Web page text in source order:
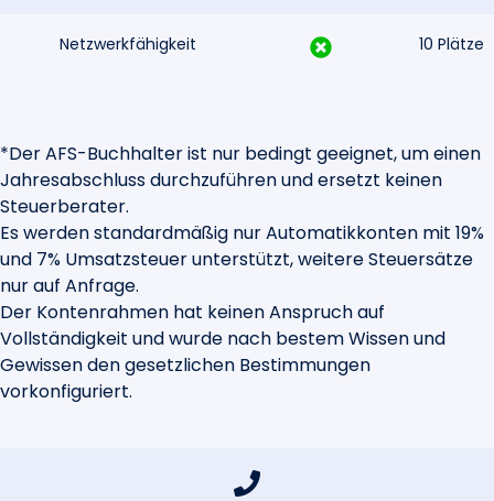
Netzwerkfähigkeit 10 Plätze
*Der AFS-Buchhalter ist nur bedingt geeignet, um einen
Jahresabschluss durchzuführen und ersetzt keinen
Steuerberater.
Es werden standardmäßig nur Automatikkonten mit 19%
und 7% Umsatzsteuer unterstützt, weitere Steuersätze
nur auf Anfrage.
Der Kontenrahmen hat keinen Anspruch auf
Vollständigkeit und wurde nach bestem Wissen und
Gewissen den gesetzlichen Bestimmungen
vorkonfiguriert.